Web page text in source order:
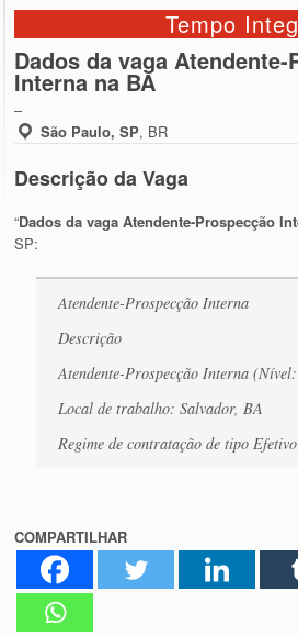
Tempo
Dados da vaga Atendente-
Interna na BA
–
São Paulo, SP, BR
Descrição da Vaga
“Dados da vaga Atendente-Prospecção
SP:
Atendente-Prospecção Interna
Descrição
Atendente-Prospecção Interna
Local de trabalho: Salvador, BA
Regime de contratação de tipo
COMPARTILHAR